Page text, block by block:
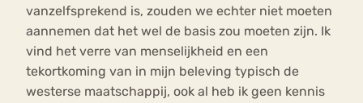
vanzelfsprekend is, zouden we echter niet moeten
aannemen dat het wel de basis zou moeten zijn. Ik
vind het verre van menselijkheid en een
tekortkoming van in mijn beleving typisch de
westerse maatschappij, ook al heb ik geen kennis